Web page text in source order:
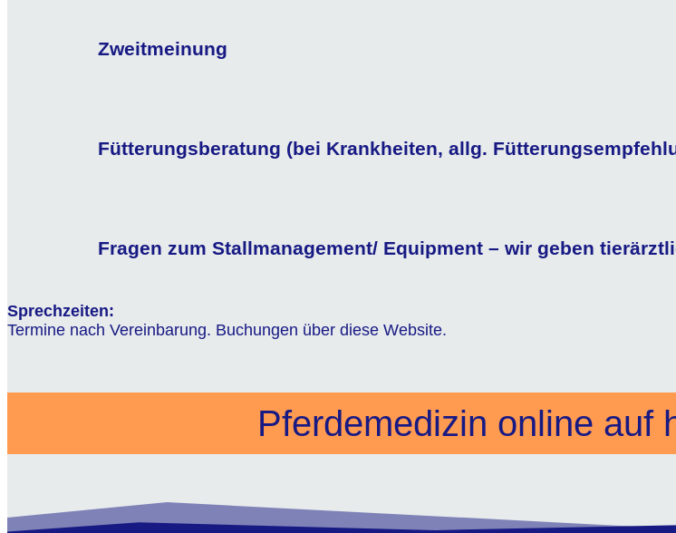
Zweitmeinung
Fütterungsberatung (bei Krankheiten, allg.
Fragen zum Stallmanagement/ Equipment – wir geben
Sprechzeiten:
Termine nach Vereinbarung. Buchungen über diese Website.
Pferdemedizin online auf